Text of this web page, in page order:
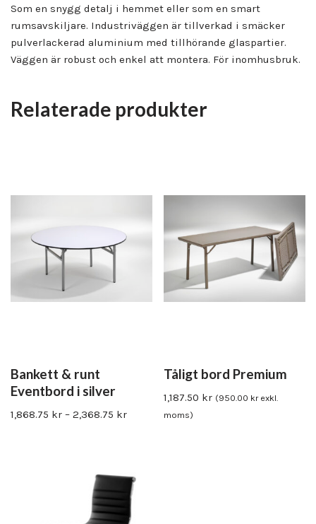
Som en snygg detalj i hemmet eller som en smart
rumsavskiljare. Industriväggen är tillverkad i smäcker
pulverlackerad aluminium med tillhörande glaspartier.
Väggen är robust och enkel att montera. För inomhusbruk.
Relaterade produkter
Bankett & runt
Eventbord i silver
1,868.75 kr – 2,368.75 kr
Tåligt bord Premium
1,187.50 kr (950.00 krexkl.
moms)